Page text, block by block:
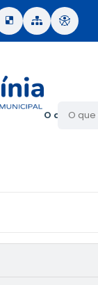
O que